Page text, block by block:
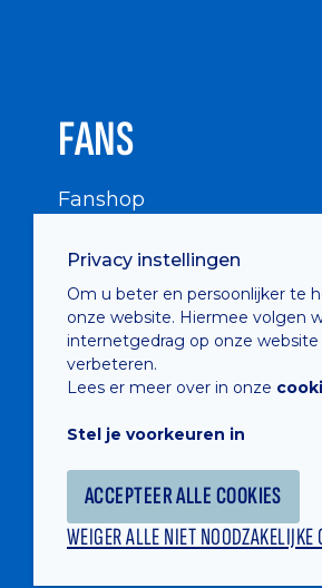
Privacy instellingen
Om u beter en persoonlijker te
onze website. Hiermee volgen
internetgedrag op onze
verbeteren.
Lees er meer over in onze
Stel je voorkeuren in
ACCEPTEER ALLE COOKIES
WEIGER ALLE NIET NOODZAKELIJKE
FANS
Fanshop
Supportersraad
Buffalo Kids Club
Supportersfederatie
Supportersclubs
Fotoalbums